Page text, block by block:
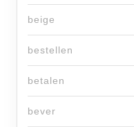
beige
bestellen
betalen
bever